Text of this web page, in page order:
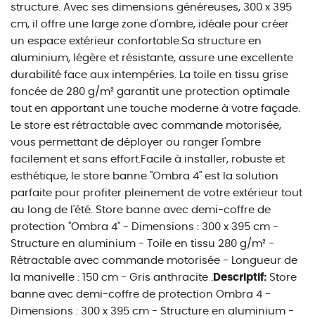
structure. Avec ses dimensions généreuses, 300 x 395
cm, il offre une large zone d'ombre, idéale pour créer
un espace extérieur confortable.Sa structure en
aluminium, légère et résistante, assure une excellente
durabilité face aux intempéries. La toile en tissu grise
foncée de 280 g/m² garantit une protection optimale
tout en apportant une touche moderne à votre façade.
Le store est rétractable avec commande motorisée,
vous permettant de déployer ou ranger l'ombre
facilement et sans effort.Facile à installer, robuste et
esthétique, le store banne "Ombra 4" est la solution
parfaite pour profiter pleinement de votre extérieur tout
au long de l'été. Store banne avec demi-coffre de
protection "Ombra 4" - Dimensions : 300 x 395 cm -
Structure en aluminium - Toile en tissu 280 g/m² -
Rétractable avec commande motorisée - Longueur de
la manivelle : 150 cm - Gris anthracite . Descriptif: Store
banne avec demi-coffre de protection Ombra 4 -
Dimensions : 300 x 395 cm - Structure en aluminium -